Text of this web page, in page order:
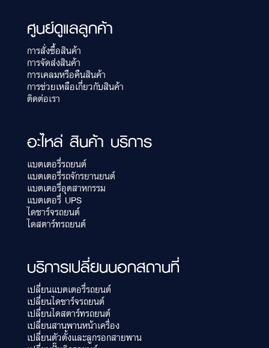
ศูนย์ดูแลลูกค้า
การสั่งซื้อสินค้า
การจัดส่งสินค้า
การเคลมหรือคืนสินค้า
การช่วยเหลือเกี่ยวกับสินค้า
ติดต่อเรา
อะไหล่ สินค้า บริการ
แบตเตอรี่รถยนต์
แบตเตอรี่รถจักรยานยนต์
แบตเตอรี่อุตสาหกรรม
แบตเตอรี่ UPS
ไดชาร์จรถยนต์
ไดสตาร์ทรถยนต์
บริการเปลี่ยนนอกสถานที่
เปลี่ยนแบตเตอรี่รถยนต์
เปลี่ยนไดชาร์จรถยนต์
เปลี่ยนไดสตาร์ทรถยนต์
เปลี่ยนสานพานหน้าเครื่อง
เปลี่ยนตัวตั้งและลูกรอกสายพาน